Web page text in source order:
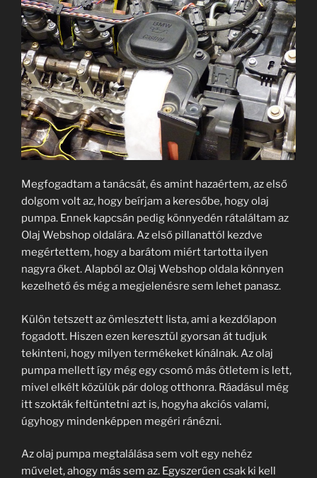
Megfogadtam a tanácsát, és amint hazaértem, az első
dolgom volt az, hogy beírjam a keresőbe, hogy olaj
pumpa. Ennek kapcsán pedig könnyedén rátaláltam az
Olaj Webshop oldalára. Az első pillanattól kezdve
megértettem, hogy a barátom miért tartotta ilyen
nagyra őket. Alapból az Olaj Webshop oldala könnyen
kezelhető és még a megjelenésre sem lehet panasz.
Külön tetszett az ömlesztett lista, ami a kezdőlapon
fogadott. Hiszen ezen keresztül gyorsan át tudjuk
tekinteni, hogy milyen termékeket kínálnak. Az olaj
pumpa mellett így még egy csomó más ötletem is lett,
mivel elkélt közülük pár dolog otthonra. Ráadásul még
itt szokták feltüntetni azt is, hogyha akciós valami,
úgyhogy mindenképpen megéri ránézni.
Az olaj pumpa megtalálása sem volt egy nehéz
művelet, ahogy más sem az. Egyszerűen csak ki kell